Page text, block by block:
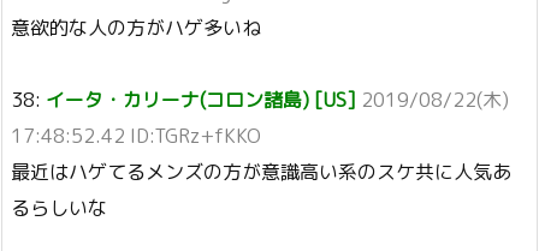
意欲的な人の方がハゲ多いね
38: イータ・カリーナ(コロン諸島) [US] 2019/08/22(木)
17:48:52.42 ID:TGRz+fKKO
最近はハゲてるメンズの方が意識高い系のスケ共に人気あ
るらしいな